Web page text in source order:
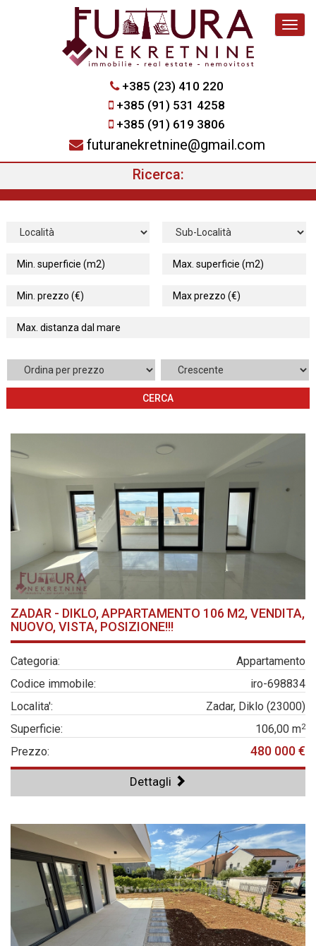
+385 (23) 410 220
+385 (91) 531 4258
+385 (91) 619 3806
futuranekretnine@gmail.com
Ricerca:
CERCA
ZADAR - DIKLO, APPARTAMENTO 106 M2, VENDITA,
NUOVO, VISTA, POSIZIONE!!!
Categoria:
Appartamento
Codice immobile:
iro-698834
Localita':
Zadar, Diklo (23000)
Superficie:
106,00 m2
Prezzo: 480 000 €
Dettagli